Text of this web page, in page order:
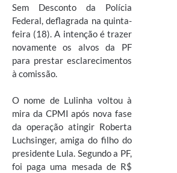
Sem Desconto da Polícia
Federal, deflagrada na quinta-
feira (18). A intenção é trazer
novamente os alvos da PF
para prestar esclarecimentos
à comissão.
O nome de Lulinha voltou à
mira da CPMI após nova fase
da operação atingir Roberta
Luchsinger, amiga do filho do
presidente Lula. Segundo a PF,
foi paga uma mesada de R$